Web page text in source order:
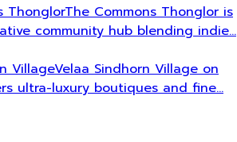
ThonglorThe Commons Thonglor is
community hub blending indie…
VillageVelaa Sindhorn Village on
ultra-luxury boutiques and fine…